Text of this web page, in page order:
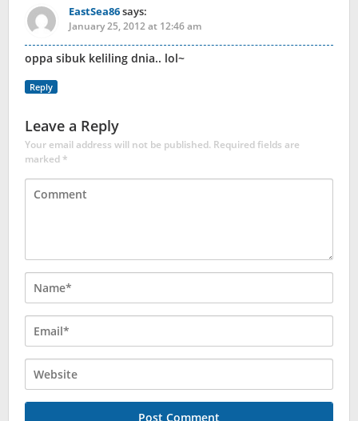
EastSea86says:
January 25, 2012 at 12:46 am
oppa sibuk keliling dnia.. lol~
Reply
Leave a Reply
Your email address will not be published. Required fields are
marked*